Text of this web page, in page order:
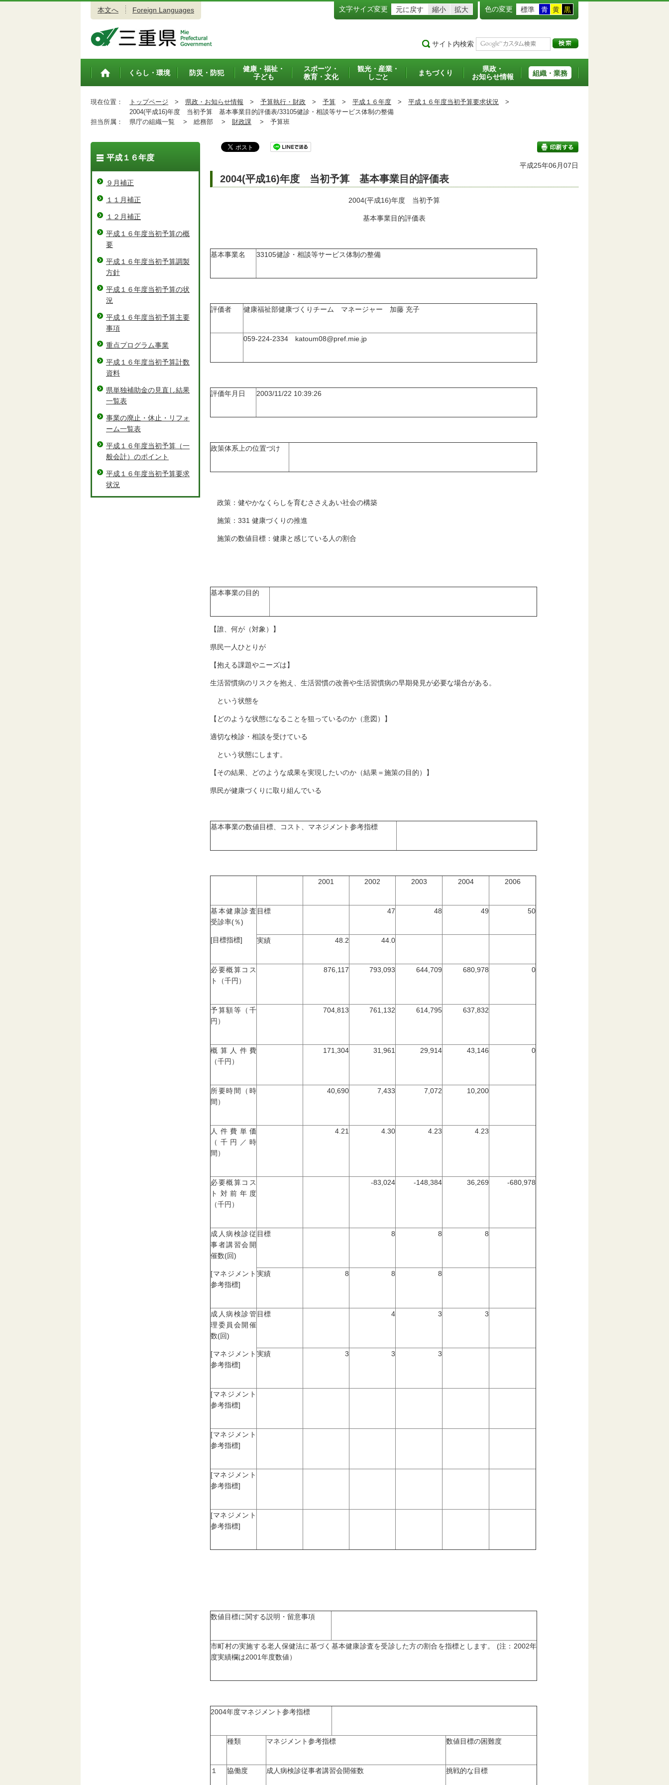
本文へ Foreign Languages 文字サイズ変更 元に戻す 縮小 拡大 色の変更 標準 青 黄 黒
サイト内検索
トップペ
くらし・環境 防災・防犯
健康・福祉・
子ども
スポーツ・
教育・文化
観光・産業・
しごと
まちづくり
県政・
お知らせ情報
組織・業務
現在位置： トップページ > 県政・お知らせ情報 > 予算執行・財政 > 予算 > 平成１６年度 > 平成１６年度当初予算要求状況 >
2004(平成16)年度 当初予算 基本事業目的評価表/33105健診・相談等サービス体制の整備
担当所属：
県庁の組織一覧 > 総務部 > 財政課 > 予算班
印刷する
平成25年06月07日
2004(平成16)年度 当初予算 基本事業目的評価表
2004(平成16)年度 当初予算
基本事業目的評価表
基本事業名 33105健診・相談等サービス体制の整備
評価者 健康福祉部健康づくりチーム マネージャー 加藤 充子
059-224-2334 katoum08@pref.mie.jp
評価年月日 2003/11/22 10:39:26
政策体系上の位置づけ
政策：健やかなくらしを育むささえあい社会の構築
施策：331 健康づくりの推進
施策の数値目標：健康と感じている人の割合
基本事業の目的
【誰、何が（対象）】
県民一人ひとりが
【抱える課題やニーズは】
生活習慣病のリスクを抱え、生活習慣の改善や生活習慣病の早期発見が必要な場合がある。
という状態を
【どのような状態になることを狙っているのか（意図）】
適切な検診・相談を受けている
という状態にします。
【その結果、どのような成果を実現したいのか（結果＝施策の目的）】
県民が健康づくりに取り組んでいる
基本事業の数値目標、コスト、マネジメント参考指標
2001 2002 2003 2004 2006
基本健康診査
受診率(％)
[目標指標]
目標 47 48 49 50
実績 48.2 44.0
必要概算コス
ト（千円）
876,117 793,093 644,709 680,978 0
予算額等（千
円）
704,813 761,132 614,795 637,832
概算人件費
（千円）
171,304 31,961 29,914 43,146 0
所要時間（時
間）
40,690 7,433 7,072 10,200
人件費単価
（千円／時
間）
4.21 4.30 4.23 4.23
必要概算コス
ト対前年度
（千円）
-83,024 -148,384 36,269 -680,978
成人病検診従
事者講習会開
催数(回)
[マネジメント
参考指標]
目標 8 8 8
実績 8 8 8
成人病検診管
理委員会開催
数(回)
[マネジメント
参考指標]
目標 4 3 3
実績 3 3 3
[マネジメント
参考指標]
[マネジメント
参考指標]
[マネジメント
参考指標]
[マネジメント
参考指標]
数値目標に関する説明・留意事項
市町村の実施する老人保健法に基づく基本健康診査を受診した方の割合を指標とします。 (注：2002年
度実績欄は2001年度数値）
2004年度マネジメント参考指標
種類 マネジメント参考指標 数値目標の困難度
１ 協働度 成人病検診従事者講習会開催数 挑戦的な目標
平成１６年度
９月補正
１１月補正
１２月補正
平成１６年度当初予算の概
要
平成１６年度当初予算調製
方針
平成１６年度当初予算の状
況
平成１６年度当初予算主要
事項
重点プログラム事業
平成１６年度当初予算計数
資料
県単独補助金の見直し結果
一覧表
事業の廃止・休止・リフォ
ーム一覧表
平成１６年度当初予算（一
般会計）のポイント
平成１６年度当初予算要求
状況